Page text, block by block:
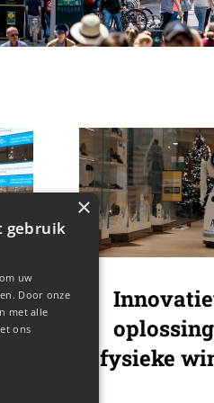
fysieke
×
gebruik
uw
Door onze
met alle
ons